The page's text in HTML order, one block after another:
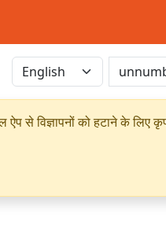
ऐप से विज्ञापनों को हटाने के